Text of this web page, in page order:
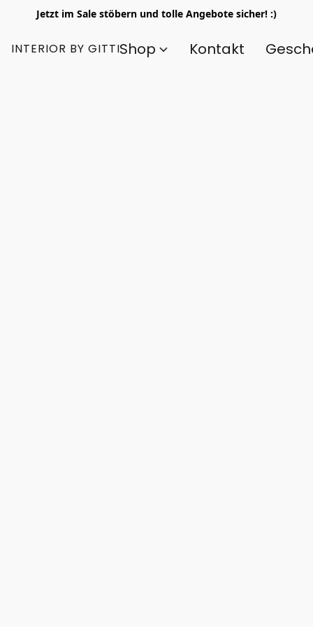
Jetzt im Sale stöbern und tolle Angebote sicher! :)
INTERIOR BY GITTIShop Kontakt